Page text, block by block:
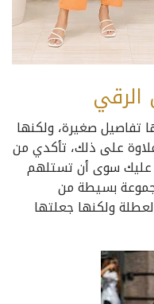
تفاصيل صغيرة، ولكنها
على ذلك، تأكدي من
سوى أن تستلهم
بسيطة من
ولكنها جعلتها